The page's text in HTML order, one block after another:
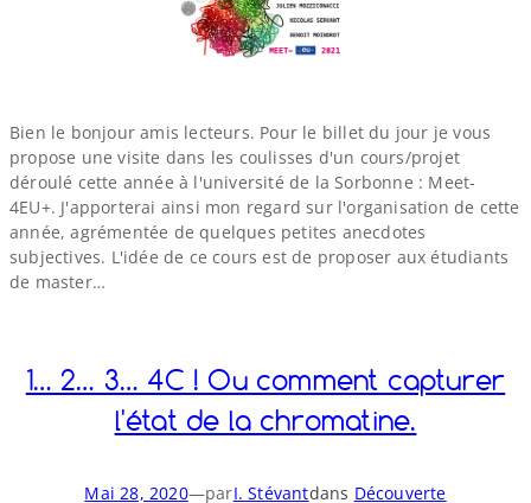
Bien le bonjour amis lecteurs. Pour le billet du jour je vous
propose une visite dans les coulisses d'un cours/​projet
déroulé cette année à l'université de la Sorbonne : Meet-​
4EU+. J'apporterai ainsi mon regard sur l'organisation de cette
année, agrémentée de quelques petites anecdotes
subjectives. L'idée de ce cours est de proposer aux étudiants
de master…
1… 2… 3… 4C ! Ou comment capturer
l'état de la chromatine.
Mai 28, 2020—parI. Stévantdans Découverte